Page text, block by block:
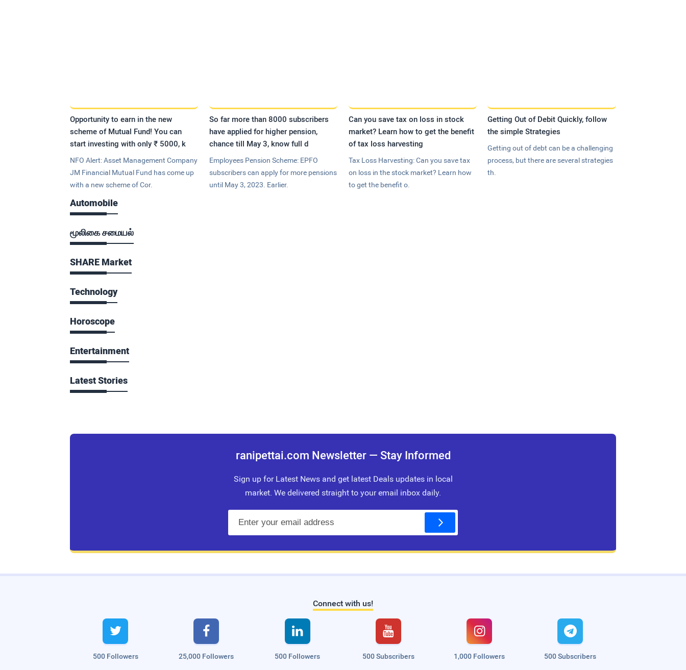
Opportunity to earn in the new
scheme of Mutual Fund! You can
start investing with only ₹ 5000, k
NFO Alert: Asset Management Company
JM Financial Mutual Fund has come up
with a new scheme of Cor.
So far more than 8000 subscribers
have applied for higher pension,
chance till May 3, know full d
Employees Pension Scheme: EPFO
subscribers can apply for more pensions
until May 3, 2023. Earlier.
Can you save tax on loss in stock
market? Learn how to get the benefit
of tax loss harvesting
Tax Loss Harvesting: Can you save tax
on loss in the stock market? Learn how
to get the benefit o.
Getting Out of Debit Quickly, follow
the simple Strategies
Getting out of debt can be a challenging
process, but there are several strategies
th.
Automobile
மூலிகை சமையல்
SHARE Market
Technology
Horoscope
Entertainment
Latest Stories
ranipettai.com Newsletter — Stay Informed
Sign up for Latest News and get latest Deals updates in local
market. We delivered straight to your email inbox daily.
l
A visitor from
முட்டை மசாலா டோஸ்ட் | Quick Egg
2 hrs 42 mins ago
அரக்கோணம்: `ரூட் தல’ பிரச்னையில்…
hrs 28 mins ago
Connect with us!

500 Followers

25,000 Followers

500 Followers

500 Subscribers

1,000 Followers

500 Subscribers